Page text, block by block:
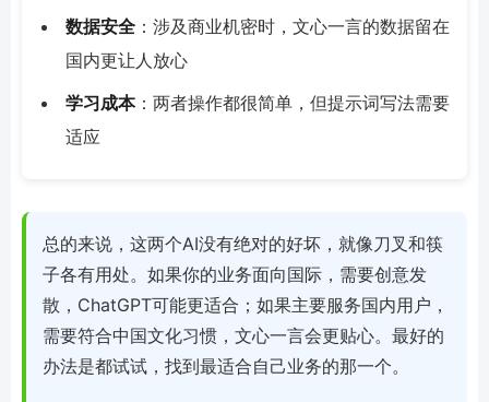
数据安全 ：涉及商业机密时，文心一言的数据留在
国内更让人放心
学习成本：两者操作都很简单，但提示词写法需要
适应
总的来说，这两个AI没有绝对的好坏，就像刀叉和筷
子各有用处。如果你的业务面向国际，需要创意发
散，ChatGPT可能更适合；如果主要服务国内用户，
需要符合中国文化习惯，文心一言会更贴心。最好的
办法是都试试，找到最适合自己业务的那一个。